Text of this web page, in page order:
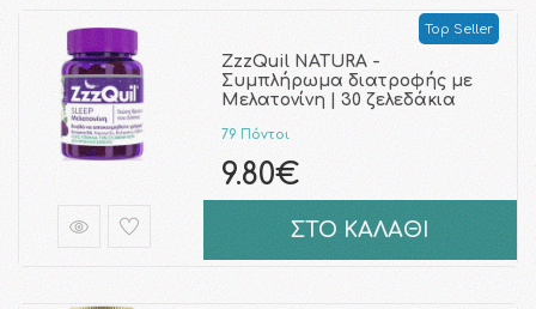
Top Seller
ZzzQuil NATURA -
Συμπλήρωμα διατροφής με
Μελατονίνη | 30 ζελεδάκια
79 Πόντοι
9.80€
ΣΤΟ ΚΑΛΑΘΙ